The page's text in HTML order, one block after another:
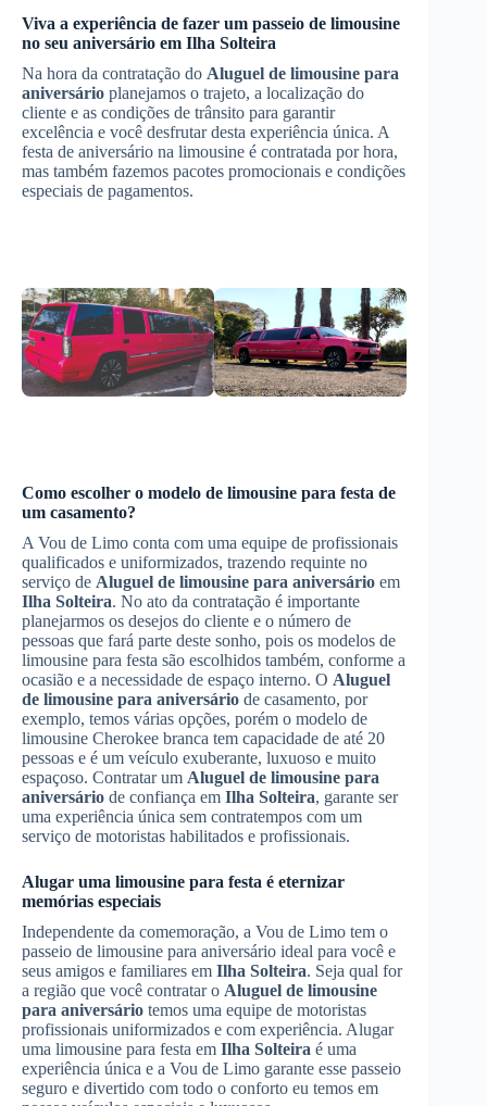
Viva a experiência de fazer um passeio de limousine
no seu aniversário em Ilha Solteira
Na hora da contratação do Aluguel de limousine para
aniversário planejamos o trajeto, a localização do
cliente e as condições de trânsito para garantir
excelência e você desfrutar desta experiência única. A
festa de aniversário na limousine é contratada por hora,
mas também fazemos pacotes promocionais e condições
especiais de pagamentos.
Como escolher o modelo de limousine para festa de
um casamento?
A Vou de Limo conta com uma equipe de profissionais
qualificados e uniformizados, trazendo requinte no
serviço de Aluguel de limousine para aniversário em
Ilha Solteira. No ato da contratação é importante
planejarmos os desejos do cliente e o número de
pessoas que fará parte deste sonho, pois os modelos de
limousine para festa são escolhidos também, conforme a
ocasião e a necessidade de espaço interno. O Aluguel
de limousine para aniversário de casamento, por
exemplo, temos várias opções, porém o modelo de
limousine Cherokee branca tem capacidade de até 20
pessoas e é um veículo exuberante, luxuoso e muito
espaçoso. Contratar um Aluguel de limousine para
aniversário de confiança em Ilha Solteira, garante ser
uma experiência única sem contratempos com um
serviço de motoristas habilitados e profissionais.
Alugar uma limousine para festa é eternizar
memórias especiais
Independente da comemoração, a Vou de Limo tem o
passeio de limousine para aniversário ideal para você e
seus amigos e familiares em Ilha Solteira. Seja qual for
a região que você contratar o Aluguel de limousine
para aniversário temos uma equipe de motoristas
profissionais uniformizados e com experiência. Alugar
uma limousine para festa em Ilha Solteira é uma
experiência única e a Vou de Limo garante esse passeio
seguro e divertido com todo o conforto eu temos em